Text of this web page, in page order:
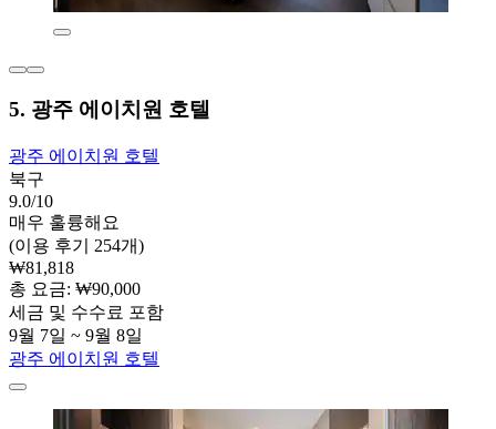
5. 광주 에이치원 호텔
광주 에이치원 호텔
북구
9.0/10
매우 훌륭해요
(이용 후기 254개)
₩81,818
총 요금: ₩90,000
세금 및 수수료 포함
9월 7일 ~ 9월 8일
광주 에이치원 호텔